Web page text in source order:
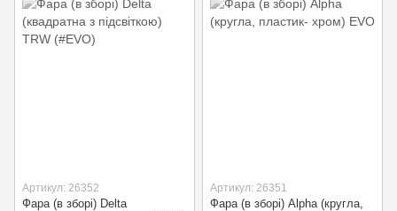
Артикул: 26352
Фара (в зборі) Delta
Артикул: 26351
Фара (в зборі) Alpha (кругла,